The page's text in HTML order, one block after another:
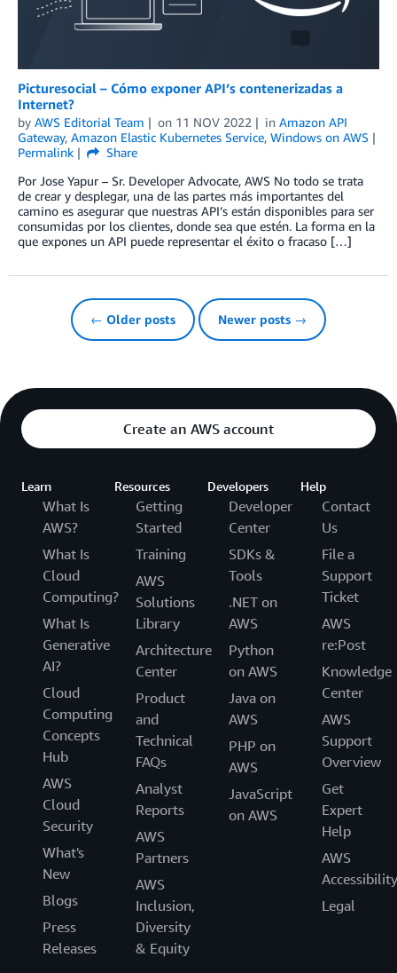
Picturesocial – Cómo exponer API’s contenerizadas a
Internet?
by AWS Editorial Team on 11 NOV 2022 in Amazon API
Gateway, Amazon Elastic Kubernetes Service, Windows on AWS
Permalink
Share
Por Jose Yapur – Sr. Developer Advocate, AWS No todo se trata
de crear y desplegar, una de las partes más importantes del
camino es asegurar que nuestras API’s están disponibles para ser
consumidas por los clientes, donde sea que estén. La forma en la
que expones un API puede representar el éxito o fracaso […]
← Older posts Newer posts →
Create an AWS account
Learn
What Is
AWS?
What Is
Cloud
Computing?
What Is
Generative
AI?
Cloud
Computing
Concepts
Hub
AWS
Cloud
Security
What's
New
Blogs
Press
Releases
Resources
Getting
Started
Training
AWS
Solutions
Library
Architecture
Center
Product
and
Technical
FAQs
Analyst
Reports
AWS
Partners
AWS
Inclusion,
Diversity
& Equity
Developers
Developer
Center
SDKs &
Tools
.NET on
AWS
Python
on AWS
Java on
AWS
PHP on
AWS
JavaScript
on AWS
Help
Contact
Us
File a
Support
Ticket
AWS
re:Post
Knowledge
Center
AWS
Support
Overview
Get
Expert
Help
AWS
Accessibility
Legal